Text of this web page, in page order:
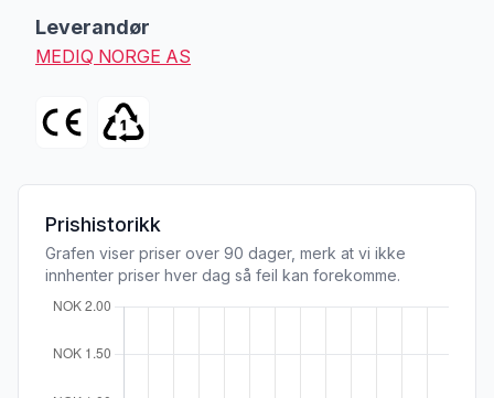
Leverandør
MEDIQ NORGE AS
Prishistorikk
Grafen viser priser over 90 dager, merk at vi ikke
innhenter priser hver dag så feil kan forekomme.